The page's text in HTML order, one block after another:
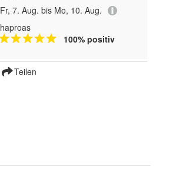
Fr, 7. Aug. bis Mo, 10. Aug.
haproas
100% positiv
Teilen